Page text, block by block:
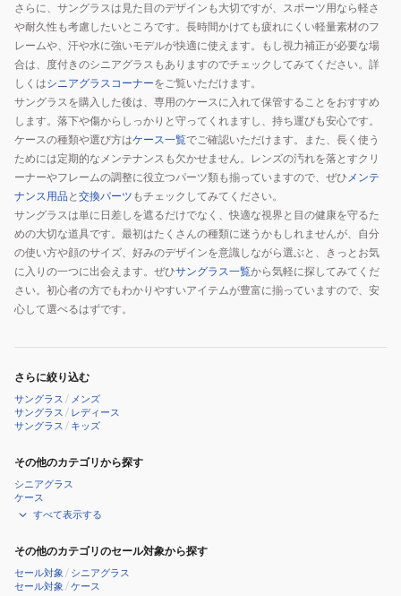
さらに、サングラスは見た目のデザインも大切ですが、スポーツ用なら軽さ
や耐久性も考慮したいところです。長時間かけても疲れにくい軽量素材のフ
レームや、汗や水に強いモデルが快適に使えます。もし視力補正が必要な場
合は、度付きのシニアグラスもありますのでチェックしてみてください。詳
しくはシニアグラスコーナーをご覧いただけます。
サングラスを購入した後は、専用のケースに入れて保管することをおすすめ
します。落下や傷からしっかりと守ってくれますし、持ち運びも安心です。
ケースの種類や選び方はケース一覧でご確認いただけます。また、長く使う
ためには定期的なメンテナンスも欠かせません。レンズの汚れを落とすクリ
ーナーやフレームの調整に役立つパーツ類も揃っていますので、ぜひ メンテ
ナンス用品と 交換パーツ もチェックしてみてください。
サングラスは単に日差しを遮るだけでなく、快適な視界と目の健康を守るた
めの大切な道具です。最初はたくさんの種類に迷うかもしれませんが、自分
の使い方や顔のサイズ、好みのデザインを意識しながら選ぶと、きっとお気
に入りの一つに出会えます。ぜひサングラス一覧から気軽に探してみてくだ
さい。初心者の方でもわかりやすいアイテムが豊富に揃っていますので、安
心して選べるはずです。
さらに絞り込む
サングラス / メンズ
サングラス / レディース
サングラス / キッズ
その他のカテゴリから探す
シニアグラス
ケース
すべて表示する
その他のカテゴリのセール対象から探す
セール対象 / シニアグラス
セール対象 /ケース